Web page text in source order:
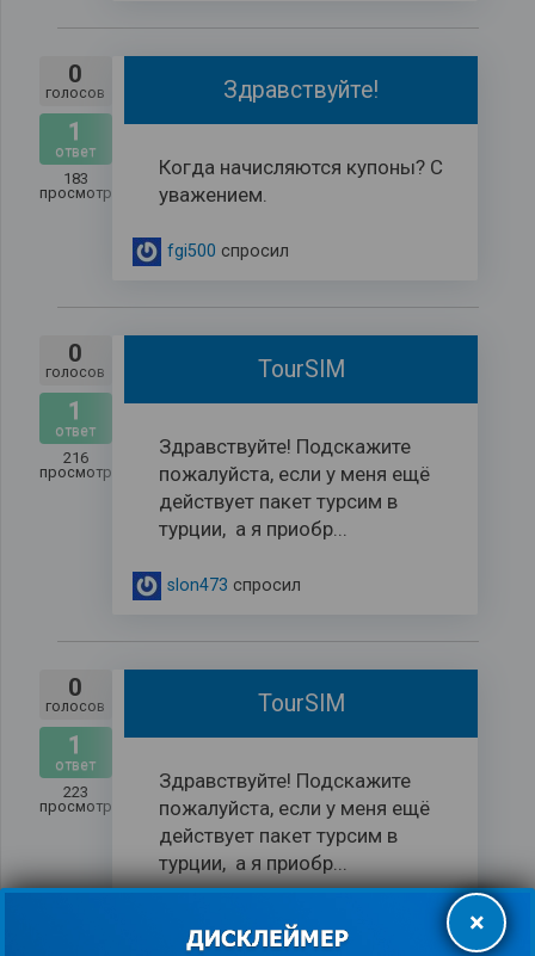
0
голосов
1
ответ
183
просмотров
Здравствуйте!
Когда начисляются купоны? С
уважением.
fgi500 спросил
0
голосов
1
ответ
216
просмотров
TourSIM
Здравствуйте! Подскажите
пожалуйста, если у меня ещё
действует пакет турсим в
турции, а я приобр...
slon473 спросил
0
голосов
1
ответ
223
просмотров
TourSIM
Здравствуйте! Подскажите
пожалуйста, если у меня ещё
действует пакет турсим в
турции, а я приобр...
×